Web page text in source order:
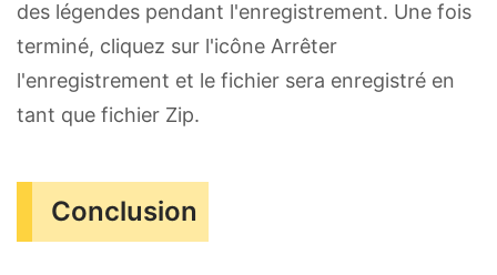
des légendes pendant l'enregistrement. Une fois
terminé, cliquez sur l'icône Arrêter
l'enregistrement et le fichier sera enregistré en
tant que fichier Zip.
Conclusion